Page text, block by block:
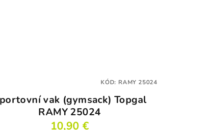
vak (gymsack) Topgal
RAMY 25024
10,90 €
KÓD: RAMY 25024